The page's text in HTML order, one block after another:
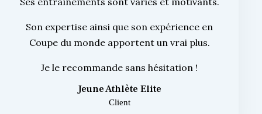
Son expertise ainsi que son expérience en
Coupe du monde apportent un vrai plus.
Je le recommande sans hésitation !
Jeune Athlète Elite
Client